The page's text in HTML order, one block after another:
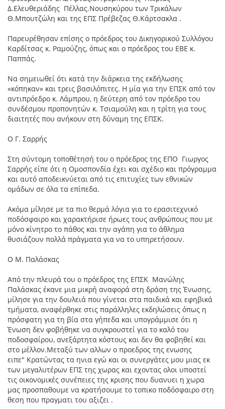
Δ.Ελευθεριάδης Πέλλας.Νουσηκύρου των Τρικάλων
Θ.Μπουτζώλη και της ΕΠΣ Πρέβεζας Θ.Κάρτσακλα .
Παρευρέθησαν επίσης ο πρόεδρος του Δικηγορικού Συλλόγου
Καρδίτσας κ. Ραμούζης, όπως και ο πρόεδρος του ΕΒΕ κ.
Παππάς.
Να σημειωθεί ότι κατά την διάρκεια της εκδήλωσης
«κόπηκαν» και τρεις βασιλόπιτες. Η μία για την ΕΠΣΚ από τον
αντιπρόεδρο κ. Λάμπρου, η δεύτερη από τον πρόεδρο του
συνδέσμου προπονητών κ. Τσιαμούλη και η τρίτη για τους
διαιτητές που ανήκουν στη δύναμη της ΕΠΣΚ.
Ο Γ. Σαρρής
Στη σύντομη τοποθέτησή του ο πρόεδρος της ΕΠΟ Γιωργος
Σαρρής είπε ότι η Ομοσπονδία έχει και σχέδιο και πρόγραμμα
και αυτό αποδεικνύεται από τις επιτυχίες των εθνικών
ομάδων σε όλα τα επίπεδα.
Ακόμα μίλησε με τα πιο θερμά λόγια για το ερασιτεχνικό
ποδόσφαιρο και χαρακτήρισε ήρωες τους ανθρώπους που με
μόνο κίνητρο το πάθος και την αγάπη για το άθλημα
θυσιάζουν πολλά πράγματα για να το υπηρετήσουν.
Ο Μ. Παλάσκας
Από την πλευρά του ο πρόεδρος της ΕΠΣΚ Μανώλης
Παλάσκας έκανε μια μικρή αναφορά στη δράση της Ένωσης,
μίλησε για την δουλειά που γίνεται στα παιδικά και εφηβικά
τμήματα, αναφέρθηκε στις παράλληλες εκδηλώσεις όπως η
πρόσφατη για τη βία στα γήπεδα και υπογράμμισε ότι η
Ένωση δεν φοβήθηκε να συγκρουστεί για το καλό του
ποδοσφαίρου, ανεξάρτητα κόστους και δεν θα φοβηθεί και
στο μέλλον.Μεταξύ των αλλων ο προεδρος της ενωσης
ειπε" Κρατώντας τα ηνια εγώ και οι συνεργάτες μου μιας εκ
των μεγαλυτέρων ΕΠΣ της χωρας και εχοντας ολοι υποστεί
τις οικονομικές συνέπειες της κρισης που δυανυει η χωρα
μας προσπαθουμε να κρατήσουμε το τοπικο ποδόσφαιρο στη
θεση που πραγματι του αξιζει .